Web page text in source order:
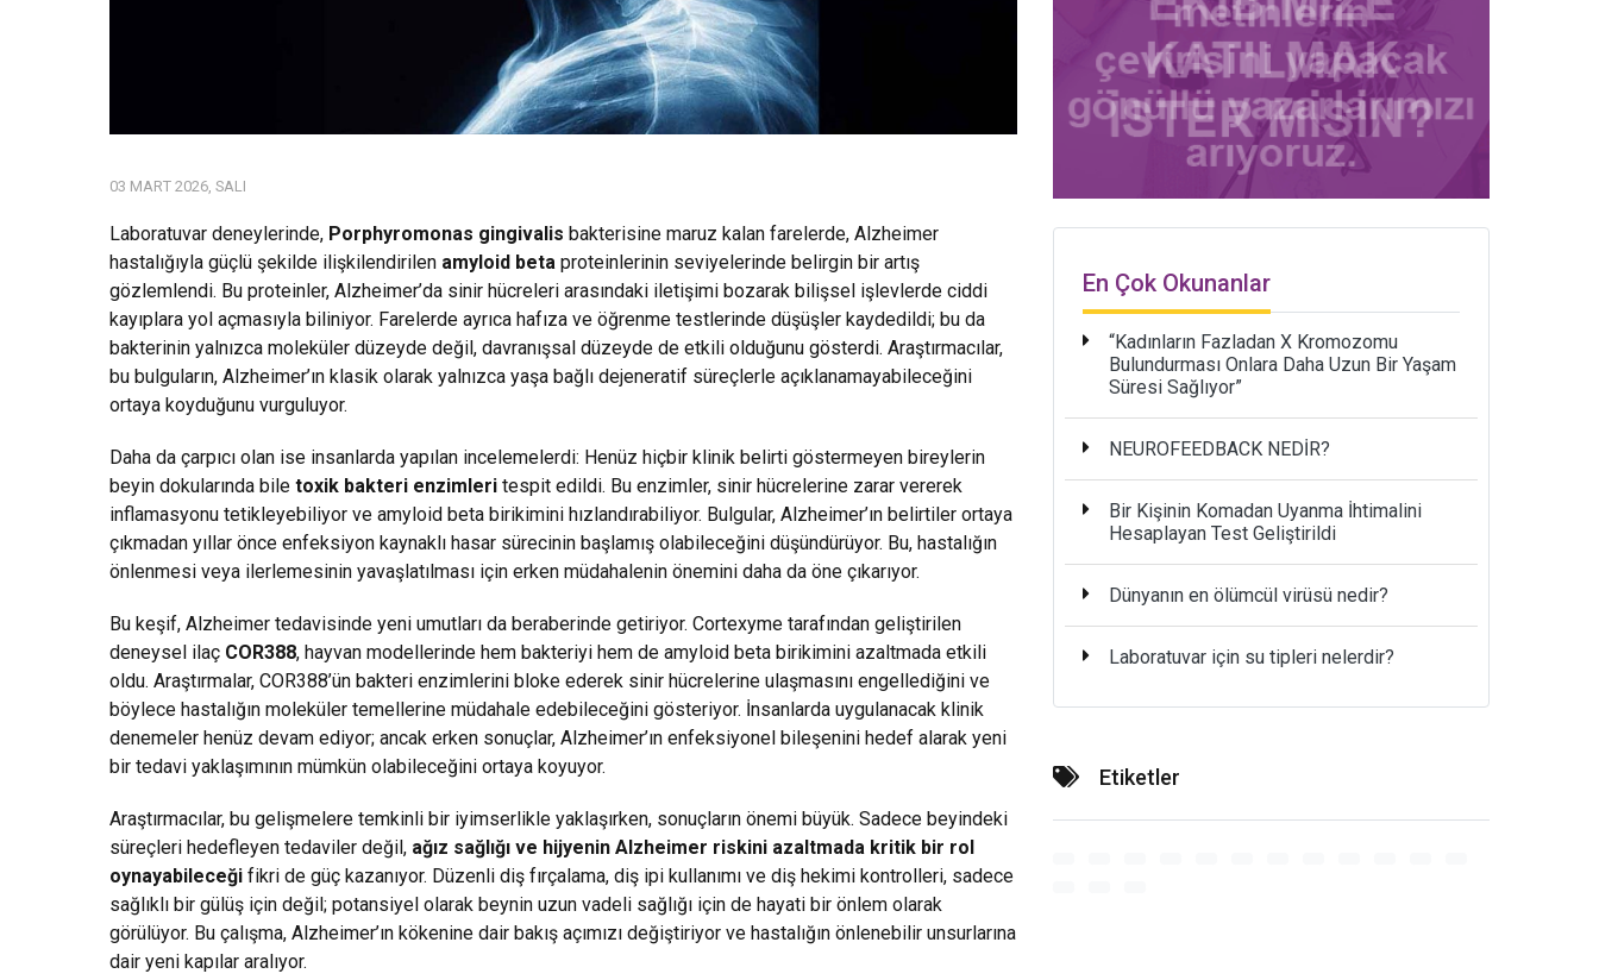
03 MART 2026, SALI
Laboratuvar deneylerinde, Porphyromonas gingivalis bakterisine maruz kalan farelerde, Alzheimer
hastalığıyla güçlü şekilde ilişkilendirilen amyloid beta proteinlerinin seviyelerinde belirgin bir artış
gözlemlendi. Bu proteinler, Alzheimer’da sinir hücreleri arasındaki iletişimi bozarak bilişsel işlevlerde ciddi
kayıplara yol açmasıyla biliniyor. Farelerde ayrıca hafıza ve öğrenme testlerinde düşüşler kaydedildi; bu da
bakterinin yalnızca moleküler düzeyde değil, davranışsal düzeyde de etkili olduğunu gösterdi. Araştırmacılar,
bu bulguların, Alzheimer’ın klasik olarak yalnızca yaşa bağlı dejeneratif süreçlerle açıklanamayabileceğini
ortaya koyduğunu vurguluyor.
Daha da çarpıcı olan ise insanlarda yapılan incelemelerdi: Henüz hiçbir klinik belirti göstermeyen bireylerin
beyin dokularında bile toxik bakteri enzimleri tespit edildi. Bu enzimler, sinir hücrelerine zarar vererek
inflamasyonu tetikleyebiliyor ve amyloid beta birikimini hızlandırabiliyor. Bulgular, Alzheimer’ın belirtiler ortaya
çıkmadan yıllar önce enfeksiyon kaynaklı hasar sürecinin başlamış olabileceğini düşündürüyor. Bu, hastalığın
önlenmesi veya ilerlemesinin yavaşlatılması için erken müdahalenin önemini daha da öne çıkarıyor.
Bu keşif, Alzheimer tedavisinde yeni umutları da beraberinde getiriyor. Cortexyme tarafından geliştirilen
deneysel ilaç COR388, hayvan modellerinde hem bakteriyi hem de amyloid beta birikimini azaltmada etkili
oldu. Araştırmalar, COR388’ün bakteri enzimlerini bloke ederek sinir hücrelerine ulaşmasını engellediğini ve
böylece hastalığın moleküler temellerine müdahale edebileceğini gösteriyor. İnsanlarda uygulanacak klinik
denemeler henüz devam ediyor; ancak erken sonuçlar, Alzheimer’ın enfeksiyonel bileşenini hedef alarak yeni
bir tedavi yaklaşımının mümkün olabileceğini ortaya koyuyor.
Araştırmacılar, bu gelişmelere temkinli bir iyimserlikle yaklaşırken, sonuçların önemi büyük. Sadece beyindeki
süreçleri hedefleyen tedaviler değil, ağız sağlığı ve hijyenin Alzheimer riskini azaltmada kritik bir rol
oynayabileceği fikri de güç kazanıyor. Düzenli diş fırçalama, diş ipi kullanımı ve diş hekimi kontrolleri, sadece
sağlıklı bir gülüş için değil; potansiyel olarak beynin uzun vadeli sağlığı için de hayati bir önlem olarak
görülüyor. Bu çalışma, Alzheimer’ın kökenine dair bakış açımızı değiştiriyor ve hastalığın önlenebilir unsurlarına
dair yeni kapılar aralıyor.
En Çok Okunanlar
“Kadınların Fazladan X Kromozomu
Bulundurması Onlara Daha Uzun Bir Yaşam
Süresi Sağlıyor”
NEUROFEEDBACK NEDİR?
Bir Kişinin Komadan Uyanma İhtimalini
Hesaplayan Test Geliştirildi
Dünyanın en ölümcül virüsü nedir?
Laboratuvar için su tipleri nelerdir?
Etiketler